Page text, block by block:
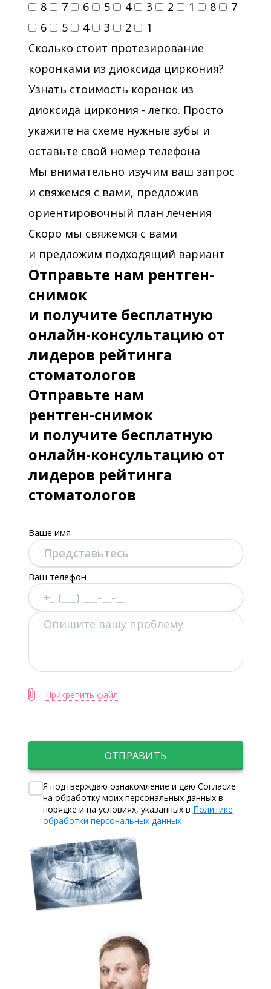
8 7 6 5 4 3 2 1 8
7
6
5 4 3 2
1
Сколько стоит протезирование
коронками из диоксида циркония?
Узнать стоимость коронок из
диоксида циркония - легко. Просто
укажите на схеме нужные зубы и
оставьте свой номер телефона
Мы внимательно изучим ваш запрос
и свяжемся с вами, предложив
ориентировочный план лечения
Скоро мы свяжемся с вами
и предложим подходящий вариант
Отправьте нам рентген-
снимок
и получите бесплатную
онлайн-консультацию от
лидеров рейтинга
стоматологов
Отправьте нам
рентген-снимок
и получите бесплатную
онлайн-консультацию от
лидеров рейтинга
стоматологов
Ваше имя
Ваш телефон
Прикрепить файл
ОТПРАВИТЬ
Я подтверждаю ознакомление и даю Согласие
на обработку моих персональных данных в
порядке и на условиях, указанных в Политике
обработки персональных данных